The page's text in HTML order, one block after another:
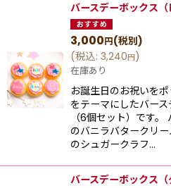
バースデーボックス（
3,000円(税別)
(税込: 3,240円)
在庫あり
お誕生日のお祝いを
をテーマにしたバー
（6個セット）です
のバニラバタークリ
のシュガークラフ…
バースデーボックス（